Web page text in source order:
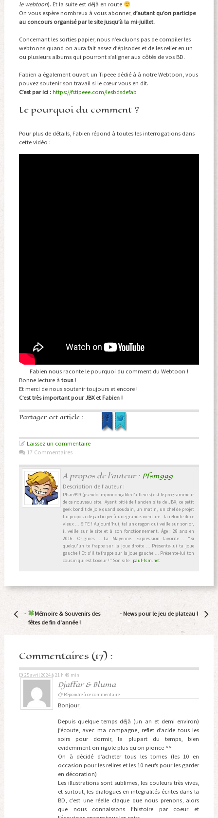
le webtoon). Et la suite est déjà en route
On vous espère nombreux à vous abonner, d’autant qu’on participe
au concours organisé par le site jusqu’à la mi-juillet.
Concernant les sorties papier, nous n’excluons pas de compiler les
webtoons quand on aura fait assez d’épisodes et de les relier en un
ou plusieurs albums qui pourront s’aligner aux côtés de vos BD.
Fabien a également ouvert un Tipeee dédié à à notre Webtoon, vous
pouvez soutenir son travail si le cœur vous en dit.
C’est par ici : https://fr.tipeee.com/lesbdsdefab
Le pourquoi du comment ?
Pour plus de détails, Fabien répond à toutes les interrogations dans
cette vidéo :
Fabien nous raconte le pourquoi du comment du Webtoon !
Bonne lecture à tous !
Et merci de nous soutenir toujours et encore !
C’est très important pour JBX et Fabien !
Partager cet article :
Laissez un commentaire
17 Commentaires
A propos de l'auteur : Pfsm999
Description de l'auteur :
Pfsm999 (pseudo imprononçable d’ailleurs) est le programmeur
de ce nouveau site. Ayant pitié de l'ancien site de JBX, ce petit
geek bondit de joie quand soudain, un matin, un chef de projet
lui proposa de participer à une grande aventure : la refonte de ce
vieux ... SITE ! Aujourd'hui, tel un dragon qui veille sur son or,
il veille sur le site et à son fonctionnement. Âge : 28 ans en
2016. Origines : La Mayenne. Expression favorite : "Si
quelqu'un te frappe sur la joue droite ... Présente-lui ta joue
gauche ! Et s'il te frappe sur la joue gauche ... Présente-lui ton
cousin qui est boxeur !" Son site : paul-fsm.net
Navigation
Article
-
Mémoire & Souvenirs des
fêtes de fin d'année !
-News pour le jeu de plateau !
Commentaires (17) :
Djaffar & Bluma
25 avril 2024 à 21 h 49 min
Répondre à ce commentaire
Bonjour,
Depuis quelque temps déjà (un an et demi environ)
j’écoute, avec ma compagne, reflet d’acide tous les
soirs pour dormir, la plupart du temps, bien
evidemment on rigole plus qu’on pionce ^^’
On à décidé d’acheter tous les tomes (les 10 en
occasion pour les relires et les 10 neufs pour les garder
en décoration)
Les illustrations sont sublimes, les couleurs très vives,
et surtout, les dialogues en integralités écrites dans la
BD, c’est une réelle claque que nous prenons, alors
que nous connaissons l’histoire par coeur et